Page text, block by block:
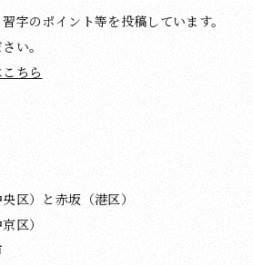
字のポイント等を投稿しています。
い。
ちら
区）と赤坂（港区）
区）